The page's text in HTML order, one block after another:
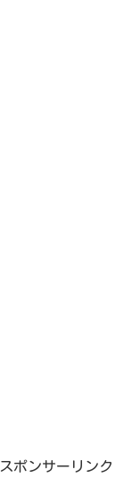
スポンサーリンク